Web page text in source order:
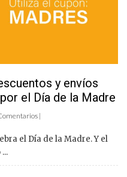
y envíos
el Día de la Madre
|
el Día de la Madre. Y el